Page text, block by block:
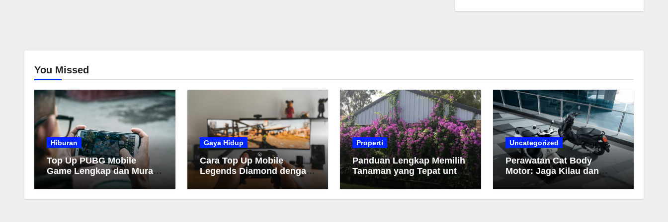
You Missed
Hiburan
Top Up PUBG Mobile
Game Lengkap dan Murah
Gaya Hidup
Cara Top Up Mobile
Legends Diamond dengan
Mudah dan Cepat
Properti
Panduan Lengkap Memilih
Tanaman yang Tepat untuk
Taman Anda
Uncategorized
Perawatan Cat Body
Motor: Jaga Kilau dan
Warna Tetap Awet